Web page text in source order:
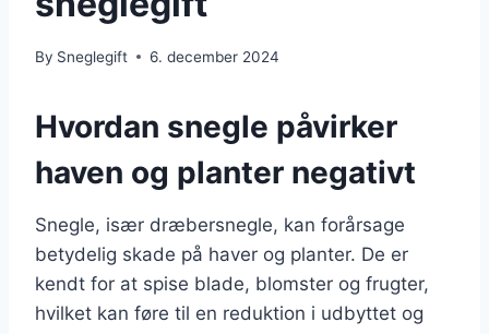
By Sneglegift 6. december 2024
Hvordan snegle påvirker
haven og planter negativt
Snegle, især dræbersnegle, kan forårsage
betydelig skade på haver og planter. De er
kendt for at spise blade, blomster og frugter,
hvilket kan føre til en reduktion i udbyttet og